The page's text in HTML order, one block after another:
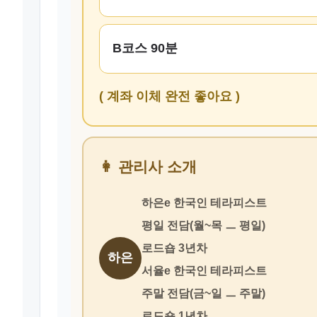
B코스 90분
( 계좌 이체 완전 좋아요 )
👩 관리사 소개
하은
하은e 한국인 테라피스트
평일 전담(월~목 ㅡ 평일)
로드숍 3년차
서율e 한국인 테라피스트
주말 전담(금~일 ㅡ 주말)